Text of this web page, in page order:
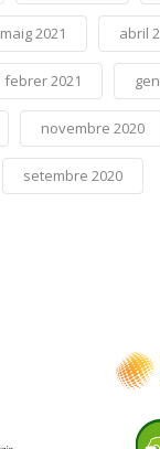
maig 2021 abril
febrer 2021
novembre 2020
setembre 2020